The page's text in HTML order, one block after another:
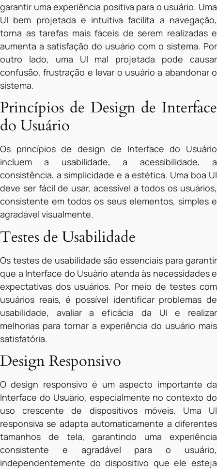
garantir uma experiência positiva para o usuário. Uma
UI bem projetada e intuitiva facilita a navegação,
torna as tarefas mais fáceis de serem realizadas e
aumenta a satisfação do usuário com o sistema. Por
outro lado, uma UI mal projetada pode causar
confusão, frustração e levar o usuário a abandonar o
sistema.
Princípios de Design de Interface
do Usuário
Os princípios de design de Interface do Usuário
incluem a usabilidade, a acessibilidade, a
consistência, a simplicidade e a estética. Uma boa UI
deve ser fácil de usar, acessível a todos os usuários,
consistente em todos os seus elementos, simples e
agradável visualmente.
Testes de Usabilidade
Os testes de usabilidade são essenciais para garantir
que a Interface do Usuário atenda às necessidades e
expectativas dos usuários. Por meio de testes com
usuários reais, é possível identificar problemas de
usabilidade, avaliar a eficácia da UI e realizar
melhorias para tornar a experiência do usuário mais
satisfatória.
Design Responsivo
O design responsivo é um aspecto importante da
Interface do Usuário, especialmente no contexto do
uso crescente de dispositivos móveis. Uma UI
responsiva se adapta automaticamente a diferentes
tamanhos de tela, garantindo uma experiência
consistente e agradável para o usuário,
independentemente do dispositivo que ele esteja